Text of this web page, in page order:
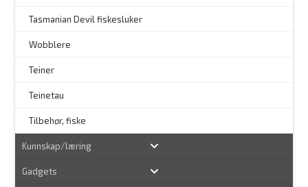
Tasmanian Devil fiskesluker
Wobblere
Teiner
Teinetau
Tilbehør, fiske
Kunnskap/læring
Gadgets